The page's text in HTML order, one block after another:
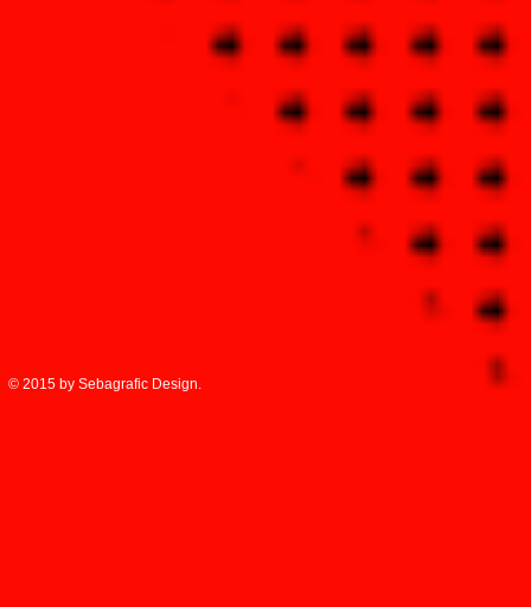
© 2015 by Sebagrafic Design.